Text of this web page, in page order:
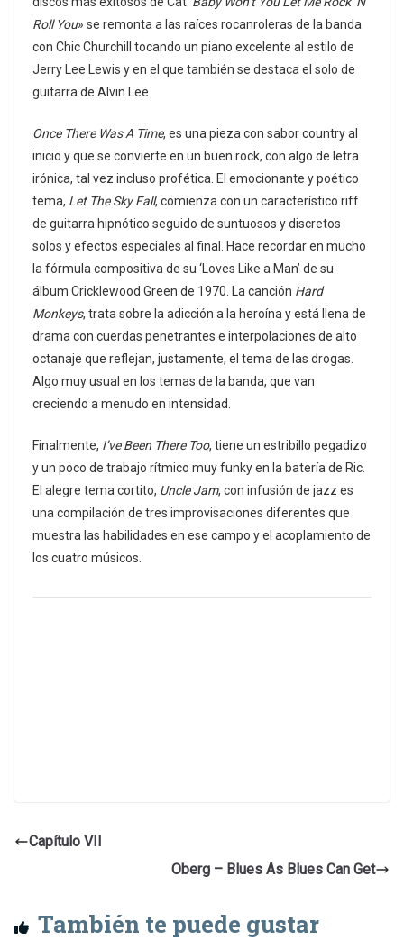
Roll You» se remonta a las raíces rocanroleras de la banda
con Chic Churchill tocando un piano excelente al estilo de
Jerry Lee Lewis y en el que también se destaca el solo de
guitarra de Alvin Lee.
Once There Was A Time, es una pieza con sabor country al
inicio y que se convierte en un buen rock, con algo de letra
irónica, tal vez incluso profética. El emocionante y poético
tema, Let The Sky Fall, comienza con un característico riff
de guitarra hipnótico seguido de suntuosos y discretos
solos y efectos especiales al final. Hace recordar en mucho
la fórmula compositiva de su ‘Loves Like a Man’ de su
álbum Cricklewood Green de 1970. La canción Hard
Monkeys, trata sobre la adicción a la heroína y está llena de
drama con cuerdas penetrantes e interpolaciones de alto
octanaje que reflejan, justamente, el tema de las drogas.
Algo muy usual en los temas de la banda, que van
creciendo a menudo en intensidad.
Finalmente, I’ve Been There Too, tiene un estribillo pegadizo
y un poco de trabajo rítmico muy funky en la batería de Ric.
El alegre tema cortito, Uncle Jam, con infusión de jazz es
una compilación de tres improvisaciones diferentes que
muestra las habilidades en ese campo y el acoplamiento de
los cuatro músicos.
Capítulo VII
Oberg – Blues As Blues Can Get
También te puede gustar